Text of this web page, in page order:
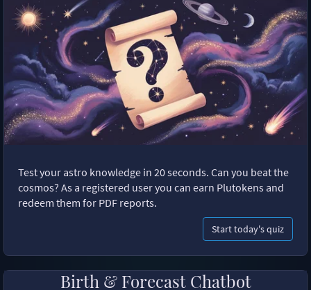
Test your astro knowledge in 20 seconds. Can you beat the
cosmos? As a registered user you can earn Plutokens and
redeem them for PDF reports.
Start today's quiz
Birth & Forecast Chatbot